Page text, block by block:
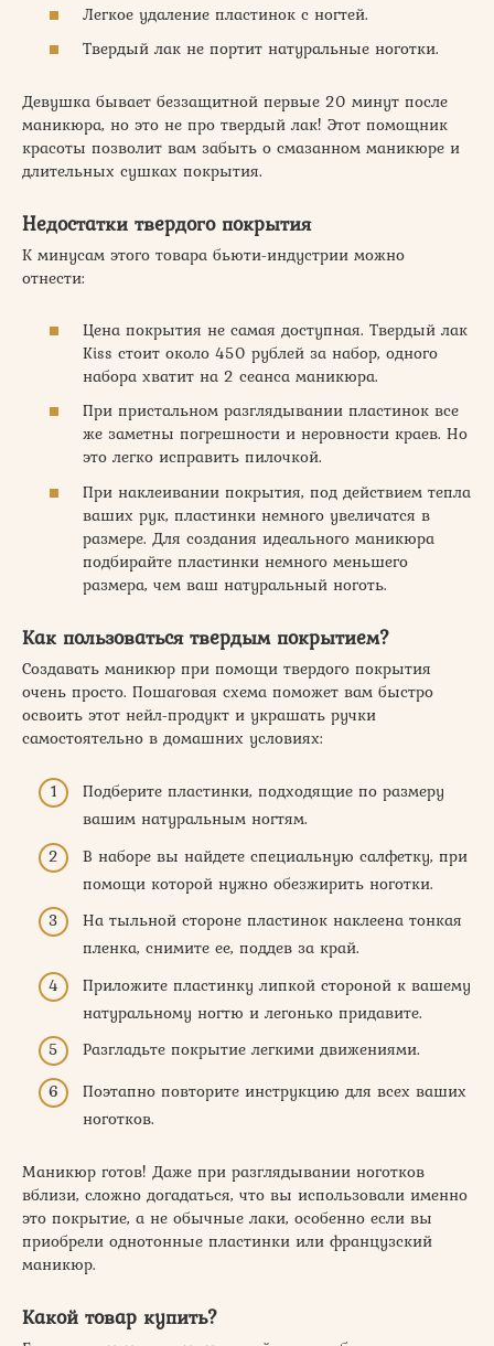
Легкое удаление пластинок с ногтей.
Твердый лак не портит натуральные ноготки.
Девушка бывает беззащитной первые 20 минут после
маникюра, но это не про твердый лак! Этот помощник
красоты позволит вам забыть о смазанном маникюре и
длительных сушках покрытия.
Недостатки твердого покрытия
К минусам этого товара бьюти-индустрии можно
отнести:
Цена покрытия не самая доступная. Твердый лак
Kiss стоит около 450 рублей за набор, одного
набора хватит на 2 сеанса маникюра.
При пристальном разглядывании пластинок все
же заметны погрешности и неровности краев. Но
это легко исправить пилочкой.
При наклеивании покрытия, под действием тепла
ваших рук, пластинки немного увеличатся в
размере. Для создания идеального маникюра
подбирайте пластинки немного меньшего
размера, чем ваш натуральный ноготь.
Как пользоваться твердым покрытием?
Создавать маникюр при помощи твердого покрытия
очень просто. Пошаговая схема поможет вам быстро
освоить этот нейл-продукт и украшать ручки
самостоятельно в домашних условиях:
Подберите пластинки, подходящие по размеру
вашим натуральным ногтям.
В наборе вы найдете специальную салфетку, при
помощи которой нужно обезжирить ноготки.
На тыльной стороне пластинок наклеена тонкая
пленка, снимите ее, поддев за край.
Приложите пластинку липкой стороной к вашему
натуральному ногтю и легонько придавите.
Разгладьте покрытие легкими движениями.
Поэтапно повторите инструкцию для всех ваших
ноготков.
Маникюр готов! Даже при разглядывании ноготков
вблизи, сложно догадаться, что вы использовали именно
это покрытие, а не обычные лаки, особенно если вы
приобрели однотонные пластинки или французский
маникюр.
Какой товар купить?